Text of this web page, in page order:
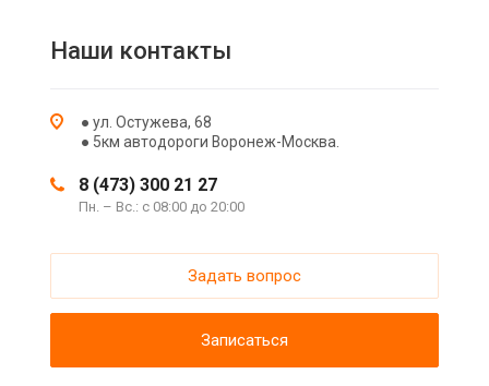
Наши контакты
● ул. Остужева, 68
● 5км автодороги Воронеж-Москва.
8 (473) 300 21 27
Пн. – Вс.: с 08:00 до 20:00
Задать вопрос
Записаться